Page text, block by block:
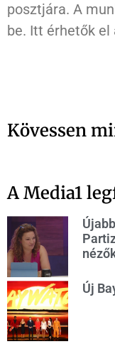
posztjára. A
be. Itt érhetők el
Kövessen
A Media1
Új